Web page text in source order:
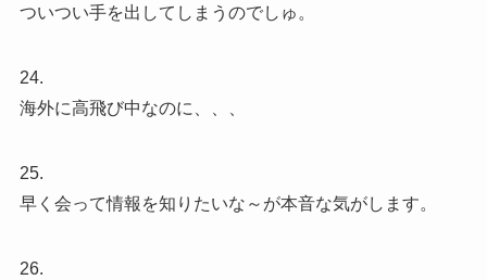
ついつい手を出してしまうのでしゅ。
24.
海外に高飛び中なのに、、、
25.
早く会って情報を知りたいな～が本音な気がします。
26.